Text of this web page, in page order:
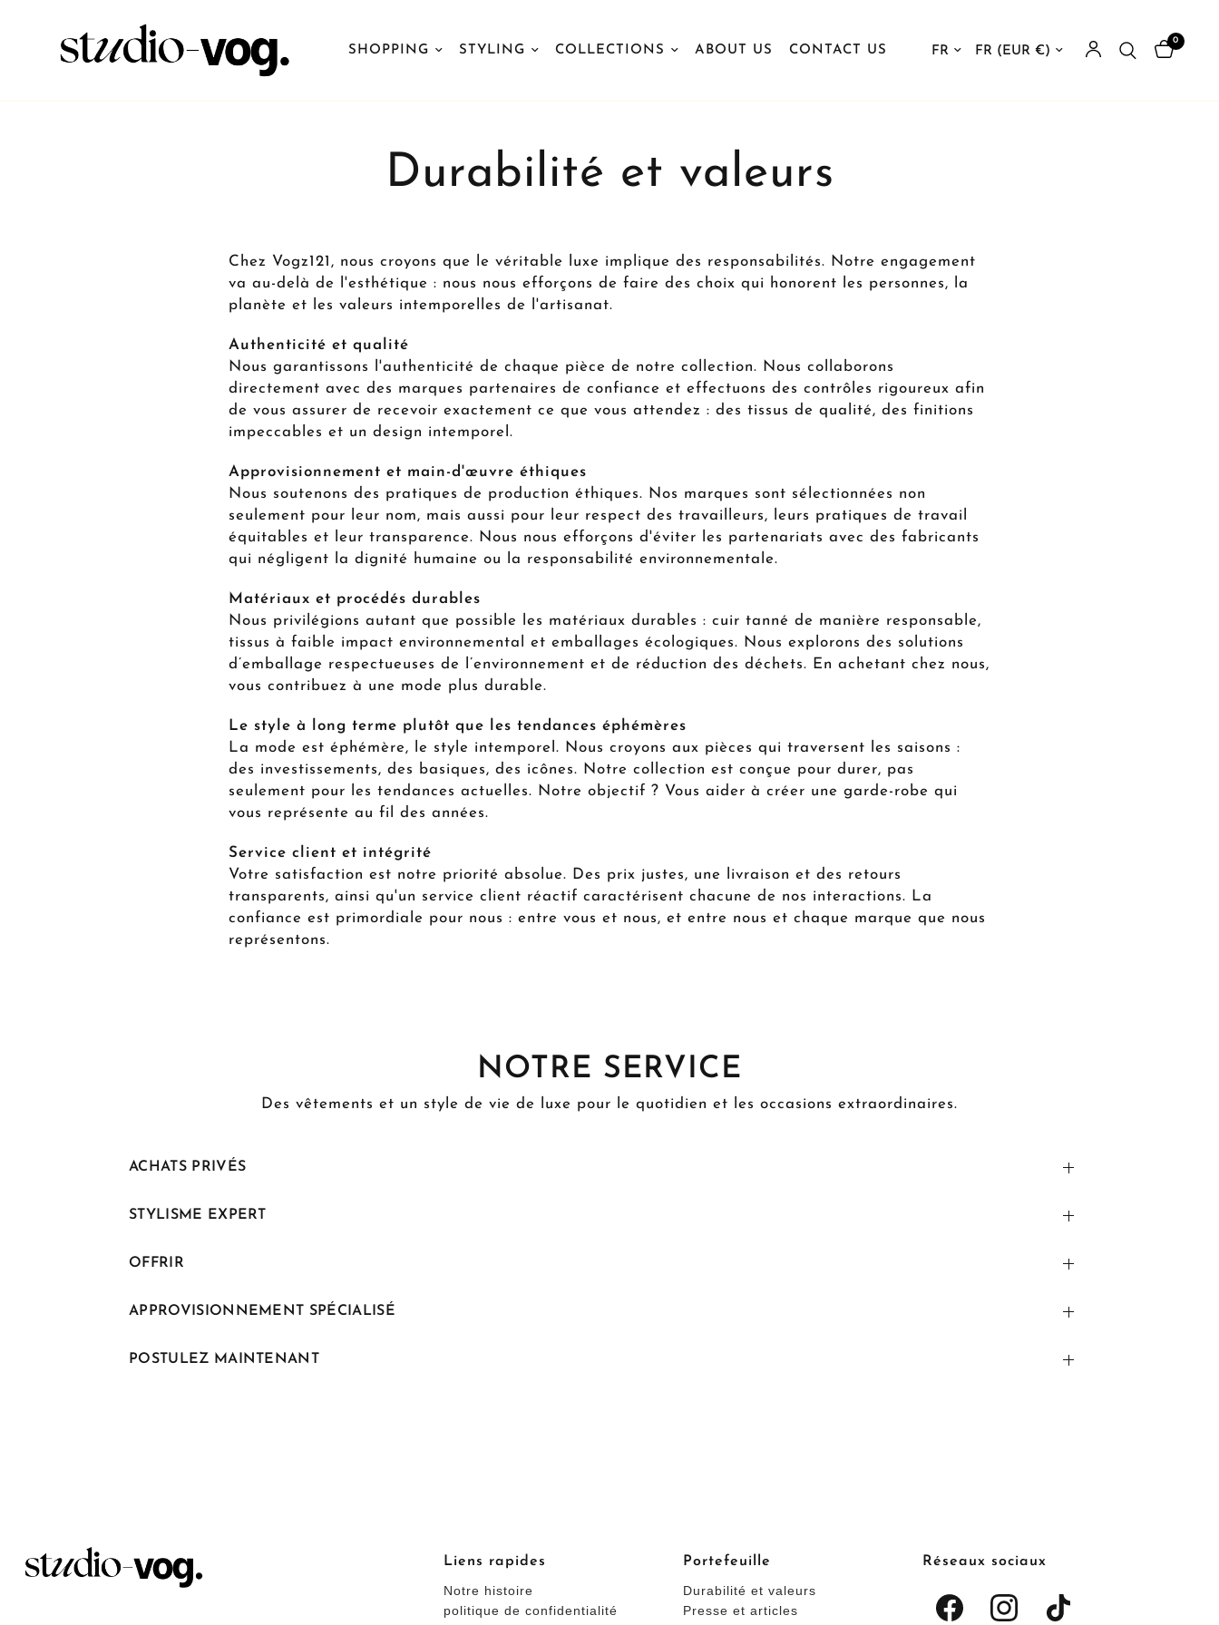
SHOPPING STYLING COLLECTIONS ABOUT US CONTACT US Mettre à jour le pays/la région
Mettre à jour le pays/la région
0
Durabilité et valeurs
Chez Vogz121, nous croyons que le véritable luxe implique des responsabilités. Notre engagement
va au-delà de l'esthétique : nous nous efforçons de faire des choix qui honorent les personnes, la
planète et les valeurs intemporelles de l'artisanat.
Authenticité et qualité
Nous garantissons l'authenticité de chaque pièce de notre collection. Nous collaborons
directement avec des marques partenaires de confiance et effectuons des contrôles rigoureux afin
de vous assurer de recevoir exactement ce que vous attendez : des tissus de qualité, des finitions
impeccables et un design intemporel.
Approvisionnement et main-d'œuvre éthiques
Nous soutenons des pratiques de production éthiques. Nos marques sont sélectionnées non
seulement pour leur nom, mais aussi pour leur respect des travailleurs, leurs pratiques de travail
équitables et leur transparence. Nous nous efforçons d'éviter les partenariats avec des fabricants
qui négligent la dignité humaine ou la responsabilité environnementale.
Matériaux et procédés durables
Nous privilégions autant que possible les matériaux durables : cuir tanné de manière responsable,
tissus à faible impact environnemental et emballages écologiques. Nous explorons des solutions
d’emballage respectueuses de l’environnement et de réduction des déchets. En achetant chez nous,
vous contribuez à une mode plus durable.
Le style à long terme plutôt que les tendances éphémères
La mode est éphémère, le style intemporel. Nous croyons aux pièces qui traversent les saisons :
des investissements, des basiques, des icônes. Notre collection est conçue pour durer, pas
seulement pour les tendances actuelles. Notre objectif ? Vous aider à créer une garde-robe qui
vous représente au fil des années.
Service client et intégrité
Votre satisfaction est notre priorité absolue. Des prix justes, une livraison et des retours
transparents, ainsi qu'un service client réactif caractérisent chacune de nos interactions. La
confiance est primordiale pour nous : entre vous et nous, et entre nous et chaque marque que nous
représentons.
NOTRE SERVICE
Des vêtements et un style de vie de luxe pour le quotidien et les occasions extraordinaires.
ACHATS PRIVÉS
STYLISME EXPERT
OFFRIR
APPROVISIONNEMENT SPÉCIALISÉ
POSTULEZ MAINTENANT
Liens rapides
Notre histoire
politique de confidentialité
Portefeuille
Durabilité et valeurs
Presse et articles
Réseaux sociaux